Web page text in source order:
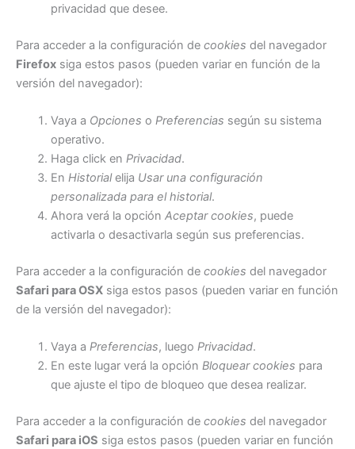
privacidad que desee.
Para acceder a la configuración de cookies del navegador
Firefox siga estos pasos (pueden variar en función de la
versión del navegador):
Vaya a Opciones o Preferencias según su sistema
operativo.
Haga click en Privacidad.
En Historialelija Usar una configuración
personalizada para el historial.
Ahora verá la opción Aceptar cookies, puede
activarla o desactivarla según sus preferencias.
Para acceder a la configuración de cookies del navegador
Safari para OSX siga estos pasos (pueden variar en función
de la versión del navegador):
Vaya a Preferencias, luego Privacidad.
En este lugar verá la opción Bloquear cookies para
que ajuste el tipo de bloqueo que desea realizar.
Para acceder a la configuración de cookies del navegador
Safari para iOS siga estos pasos (pueden variar en función